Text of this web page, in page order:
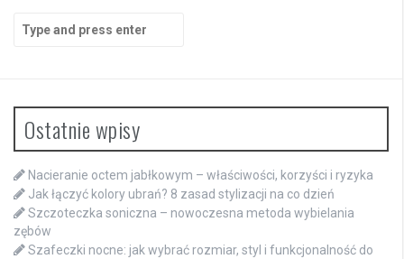
for:
Ostatnie wpisy
Nacieranie octem jabłkowym – właściwości, korzyści i ryzyka
Jak łączyć kolory ubrań? 8 zasad stylizacji na co dzień
Szczoteczka soniczna – nowoczesna metoda wybielania
zębów
Szafeczki nocne: jak wybrać rozmiar, styl i funkcjonalność do